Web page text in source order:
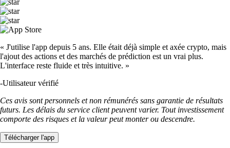
« J'utilise l'app depuis 5 ans. Elle était déjà simple et axée crypto, mais
l'ajout des actions et des marchés de prédiction est un vrai plus.
L'interface reste fluide et très intuitive. »
-Utilisateur vérifié
Ces avis sont personnels et non rémunérés sans garantie de résultats
futurs. Les délais du service client peuvent varier. Tout investissement
comporte des risques et la valeur peut monter ou descendre.
Télécharger l'app